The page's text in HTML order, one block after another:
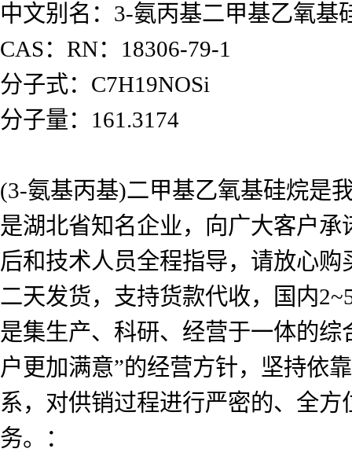
中文别名：3-氨丙基二甲基乙氧基
CAS：RN：18306-79-1
分子式：C7H19NOSi
分子量：161.3174
(3-氨基丙基)二甲基乙氧基硅烷是
是湖北省知名企业，向广大客户
后和技术人员全程指导，请放心
二天发货，支持货款代收，国内
是集生产、科研、经营于一体的
户更加满意”的经营方针，坚持依
系，对供销过程进行严密的、全
务。：